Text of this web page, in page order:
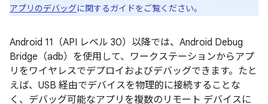
アプリのデバッグに関するガイドをご覧ください。
Android 11（API レベル 30）以降では、Android Debug
Bridge（adb）を使用して、ワークステーションからアプ
リをワイヤレスでデプロイおよびデバッグできます。たと
えば、USB 経由でデバイスを物理的に接続することな
く、デバッグ可能なアプリを複数のリモート デバイスに